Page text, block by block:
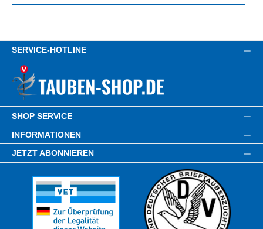
SERVICE-HOTLINE
SHOP SERVICE
INFORMATIONEN
JETZT ABONNIEREN